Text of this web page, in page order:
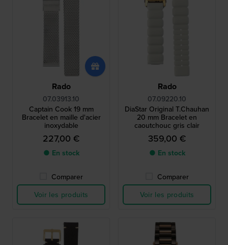
Rado
07.03913.10
Captain Cook 19 mm
Bracelet en maille d'acier
inoxydable
227,00 €
● En stock
Comparer
Voir les produits
Rado
07.09220.10
DiaStar Original T.Chauhan
20 mm Bracelet en
caoutchouc gris clair
359,00 €
● En stock
Comparer
Voir les produits